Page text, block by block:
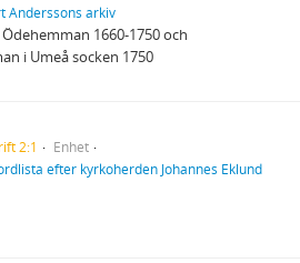
Anderssons arkiv
1660-1750 och
i Umeå socken 1750
2:1
Enhet
efter kyrkoherden Johannes Eklund